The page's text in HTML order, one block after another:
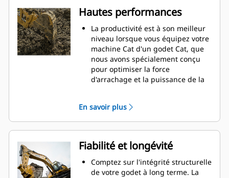
Hautes performances
La productivité est à son meilleur
niveau lorsque vous équipez votre
machine Cat d'un godet Cat, que
nous avons spécialement conçu
pour optimiser la force
d'arrachage et la puissance de la
double améliore le flux des
matières dans le godet. Le
dégagement de talon accru
garantit que le fond du godet ne
frotte pas, ce qui réduit les coûts
d'entretien.
La consommation de carburant est
En savoir plus
Fiabilité et longévité
Comptez sur l'intégrité structurelle
de votre godet à long terme. La